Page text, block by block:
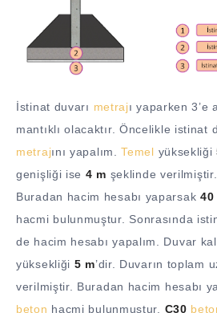
İstinat duvarı metrajı yaparken 3’e
mantıklı olacaktır. Öncelikle istinat
metrajını yapalım.Temel yüksekliği
genişliği ise 4 m şeklinde
Buradan hacim hesabı yaparsak 40
hacmi bulunmuştur. Sonrasında
de hacim hesabı yapalım. Duvar
yüksekliği 5 m’dir. Duvarın toplam
verilmiştir. Buradan hacim hesabı
beton hacmi bulunmuştur. C30